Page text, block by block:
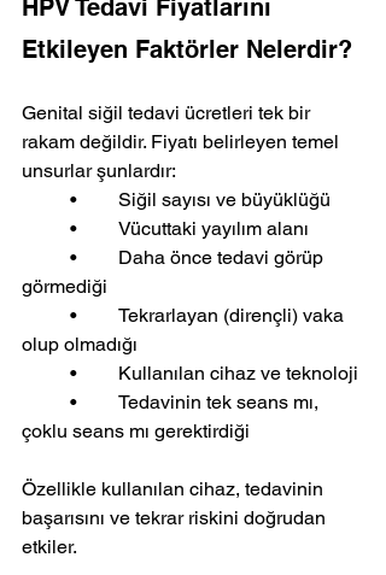
HPV Tedavi Fiyatlarını
Etkileyen Faktörler Nelerdir?
Genital siğil tedavi ücretleri tek bir
rakam değildir. Fiyatı belirleyen temel
unsurlar şunlardır:
	•	Siğil sayısı ve büyüklüğü
	•	Vücuttaki yayılım alanı
görmediği
olup olmadığı
	•	Kullanılan cihaz ve teknoloji
çoklu seans mı gerektirdiği
Özellikle kullanılan cihaz, tedavinin
başarısını ve tekrar riskini doğrudan
etkiler.